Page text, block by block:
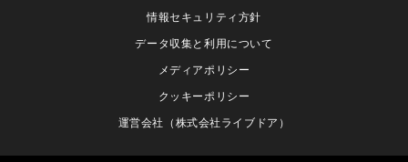
情報セキュリティ方針
データ収集と利用について
メディアポリシー
クッキーポリシー
運営会社（株式会社ライブドア）